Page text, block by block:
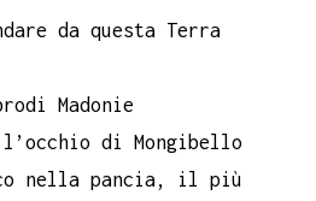
da questa Terra
Madonie
di Mongibello
nella pancia, il più